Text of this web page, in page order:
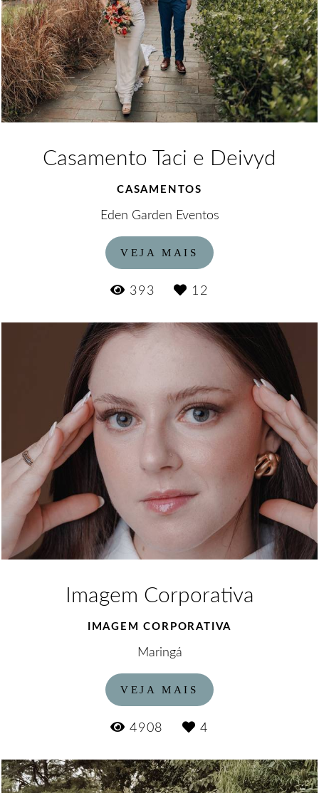
Casamento Taci e Deivyd
CASAMENTOS
Eden Garden Eventos
VEJA MAIS
393 12
Imagem Corporativa
IMAGEM CORPORATIVA
Maringá
VEJA MAIS
4908 4